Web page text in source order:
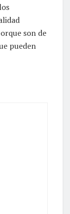
son de
pueden